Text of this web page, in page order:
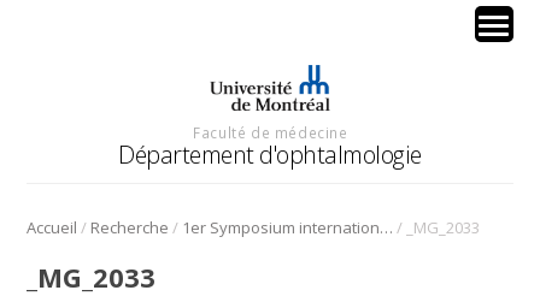
Faculté de médecine
Département d'ophtalmologie
Accueil / Recherche / 1er Symposium international en médecine régénérative de la cornée / _MG_2033
_MG_2033